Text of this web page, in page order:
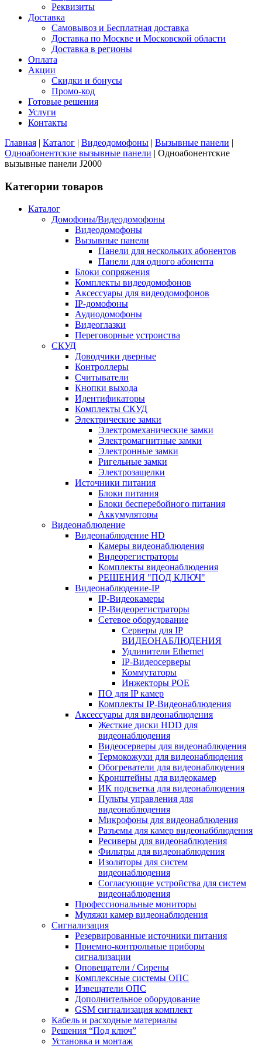
Реквизиты
Доставка
Самовывоз и Бесплатная доставка
Доставка по Москве и Московской области
Доставка в регионы
Оплата
Акции
Скидки и бонусы
Промо-код
Готовые решения
Услуги
Контакты
Главная | Каталог | Видеодомофоны | Вызывные панели |
Одноабонентские вызывные панели | Одноабонентские
вызывные панели J2000
Категории товаров
Каталог
Домофоны/Видеодомофоны
Видеодомофоны
Вызывные панели
Панели для нескольких абонентов
Панели для одного абонента
Блоки сопряжения
Комплекты видеодомофонов
Аксессуары для видеодомофонов
IP-домофоны
Аудиодомофоны
Видеоглазки
Переговорные устроиства
СКУД
Доводчики дверные
Контроллеры
Считыватели
Кнопки выхода
Идентификаторы
Комплекты СКУД
Электрические замки
Электромеханические замки
Электромагнитные замки
Электронные замки
Ригельные замки
Электрозащелки
Источники питания
Блоки питания
Блоки бесперебойного питания
Аккумуляторы
Видеонаблюдение
Видеонаблюдение HD
Камеры видеонаблюдения
Видеорегистраторы
Комплекты видеонаблюдения
РЕШЕНИЯ "ПОД КЛЮЧ"
Видеонаблюдение-IP
IP-Видеокамеры
IP-Видеорегистраторы
Сетевое оборудование
Серверы для IP
ВИДЕОНАБЛЮДЕНИЯ
Удлинители Ethernet
IP-Видеосерверы
Коммутаторы
Инжекторы POE
ПО для IP камер
Комплекты IP-Видеонаблюдения
Аксессуары для видеонаблюдения
Жесткие диски HDD для
видеонаблюдения
Видеосерверы для видеонаблюдения
Термокожухи для видеонаблюдения
Обогреватели для видеонаблюдения
Кронштейны для видеокамер
ИК подсветка для видеонаблюдения
Пульты управления для
видеонаблюдения
Микрофоны для видеонаблюдения
Разъемы для камер видеонабблюдения
Ресиверы для видеонаблюдения
Фильтры для видеонаблюдения
Изоляторы для систем
видеонаблюдения
Согласующие устройства для систем
видеонаблюдения
Профессиональные мониторы
Муляжи камер видеонаблюдения
Сигнализация
Резервированные источники питания
Приемно-контрольные приборы
сигнализации
Оповещатели / Сирены
Комплексные системы ОПС
Извещатели ОПС
Дополнительное оборудование
GSM сигнализация комплект
Кабель и расходные материалы
Решения “Под ключ”
Установка и монтаж